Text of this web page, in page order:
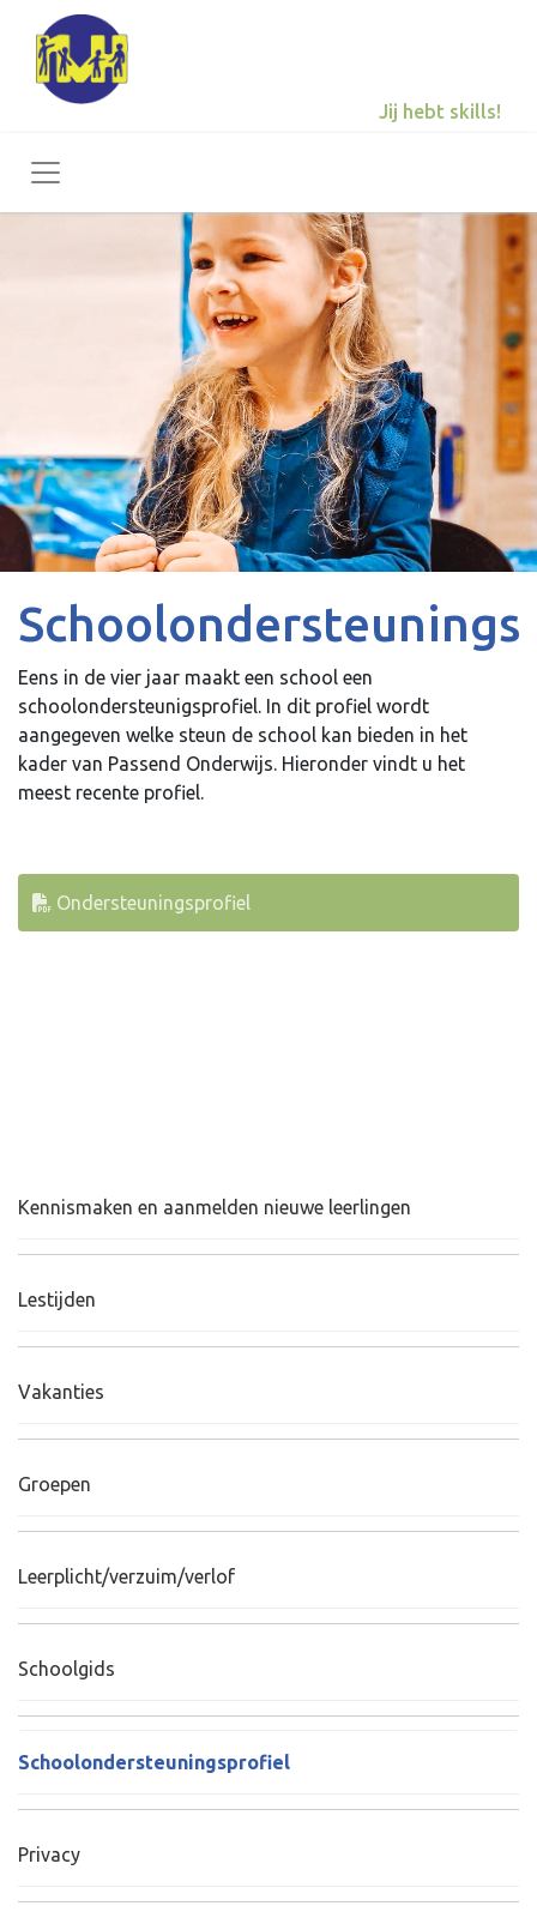
Jij hebt skills!
Toggle navigation
Eens in de vier jaar maakt een school een
schoolondersteunigsprofiel. In dit profiel wordt
aangegeven welke steun de school kan bieden in het
kader van Passend Onderwijs. Hieronder vindt u het
meest recente profiel.
Ondersteuningsprofiel
Kennismaken en aanmelden nieuwe leerlingen
Lestijden
Vakanties
Groepen
Leerplicht/verzuim/verlof
Schoolgids
Schoolondersteuningsprofiel
Privacy